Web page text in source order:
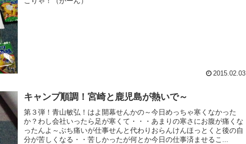
2015.02.03
キャンプ順調！宮崎と鹿児島が熱いで～
第３弾！青山敏弘！はよ開幕せんかの～今日めっちゃ寒くなかった
か？わし会社いったら足が寒くて・・・あまりの寒さにお腹が痛くな
ったんよ～ぶち痛いが仕事せんと代わりおらんけんほっとくと後の自
分が苦しくなる・・苦しかったが何とか今日の仕事済ませるこ...